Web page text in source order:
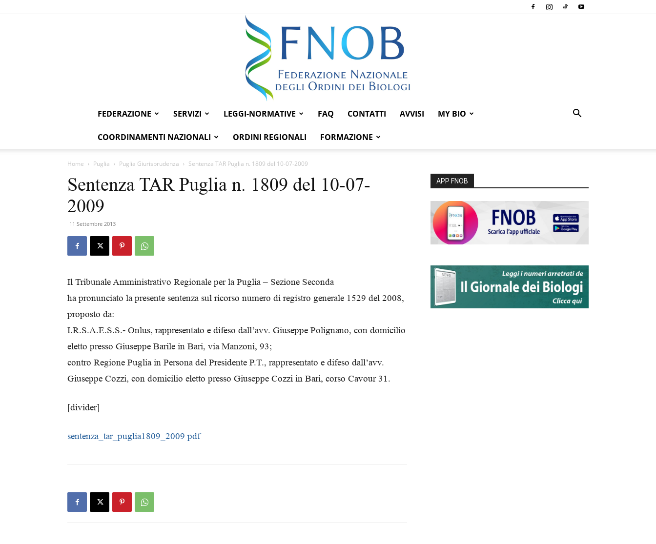
Federazione
FEDERAZIONE SERVIZI LEGGI-NORMATIVE FAQ CONTATTI AVVISI MY BIO
COORDINAMENTI NAZIONALI ORDINI REGIONALI FORMAZIONE
Home Puglia Puglia Giurisprudenza Sentenza TAR Puglia n. 1809 del 10-07-2009
Sentenza TAR Puglia n. 1809 del 10-07-
2009
11 Settembre 2013
Il Tribunale Amministrativo Regionale per la Puglia – Sezione Seconda
ha pronunciato la presente sentenza sul ricorso numero di registro generale 1529 del 2008,
proposto da:
I.R.S.A.E.S.S.- Onlus, rappresentato e difeso dall’avv. Giuseppe Polignano, con domicilio
eletto presso Giuseppe Barile in Bari, via Manzoni, 93;
contro Regione Puglia in Persona del Presidente P.T., rappresentato e difeso dall’avv.
Giuseppe Cozzi, con domicilio eletto presso Giuseppe Cozzi in Bari, corso Cavour 31.
[divider]
sentenza_tar_puglia1809_2009 pdf
APP FNOB